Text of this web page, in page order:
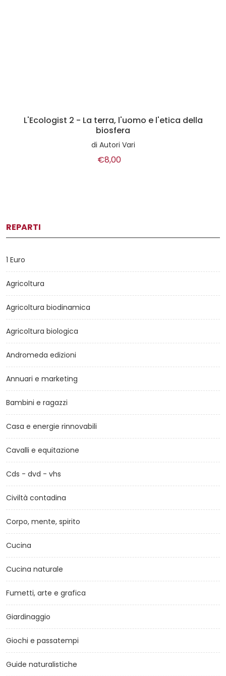
L'Ecologist 2 - La terra, l'uomo e l'etica della
biosfera
di Autori Vari
€8,00
REPARTI
1 Euro
Agricoltura
Agricoltura biodinamica
Agricoltura biologica
Andromeda edizioni
Annuari e marketing
Bambini e ragazzi
Casa e energie rinnovabili
Cavalli e equitazione
Cds - dvd - vhs
Civiltà contadina
Corpo, mente, spirito
Cucina
Cucina naturale
Fumetti, arte e grafica
Giardinaggio
Giochi e passatempi
Guide naturalistiche